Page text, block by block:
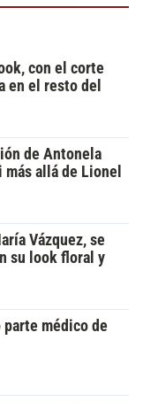
con el corte
en el resto del
de Antonela
allá de Lionel
Vázquez, se
su look floral y
médico de